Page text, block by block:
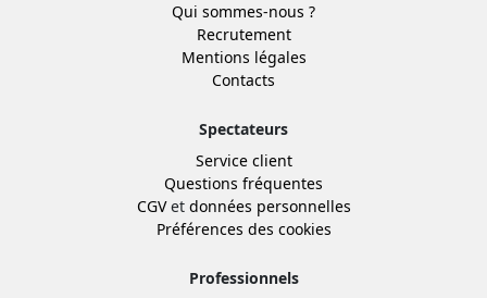
Qui sommes-nous ?
Recrutement
Mentions légales
Contacts
Spectateurs
Service client
Questions fréquentes
CGVet données personnelles
Préférences des cookies
Professionnels